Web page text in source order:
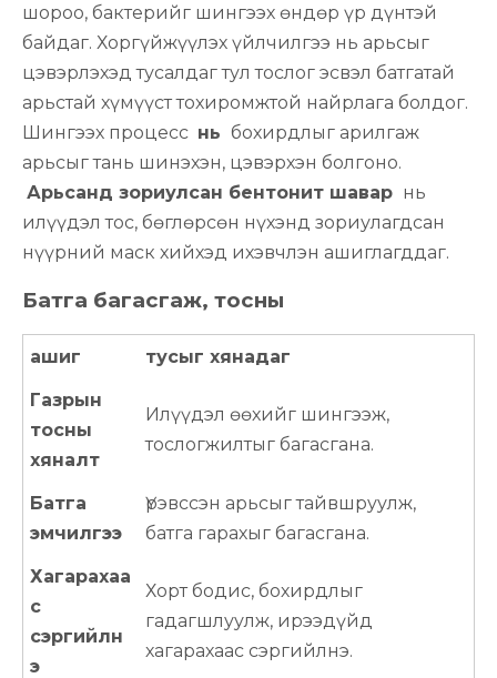
шороо, бактерийг шингээх өндөр үр дүнтэй
байдаг. Хоргүйжүүлэх үйлчилгээ нь арьсыг
цэвэрлэхэд тусалдаг тул тослог эсвэл батгатай
арьстай хүмүүст тохиромжтой найрлага болдог.
Шингээх процесс нь бохирдлыг арилгаж
арьсыг тань шинэхэн, цэвэрхэн болгоно.
Арьсанд зориулсан бентонит шавар нь
илүүдэл тос, бөглөрсөн нүхэнд зориулагдсан
нүүрний маск хийхэд ихэвчлэн ашиглагддаг.
Батга багасгаж, тосны
ашиг тусыг хянадаг
Газрын
тосны
хяналт
Илүүдэл өөхийг шингээж,
тослогжилтыг багасгана.
Батга
эмчилгээ
Үрэвссэн арьсыг тайвшруулж,
батга гарахыг багасгана.
Хагарахаа
с
сэргийлн
э
Хорт бодис, бохирдлыг
гадагшлуулж, ирээдүйд
хагарахаас сэргийлнэ.